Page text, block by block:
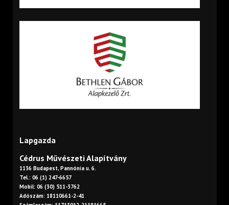
Lapgazda
Cédrus Művészeti Alapítvány
1136 Budapest, Pannónia u. 6.
Tel.: 06 (1) 247-6657
Mobil: 06 (30) 511-3762
Adószám: 18110661-2-41